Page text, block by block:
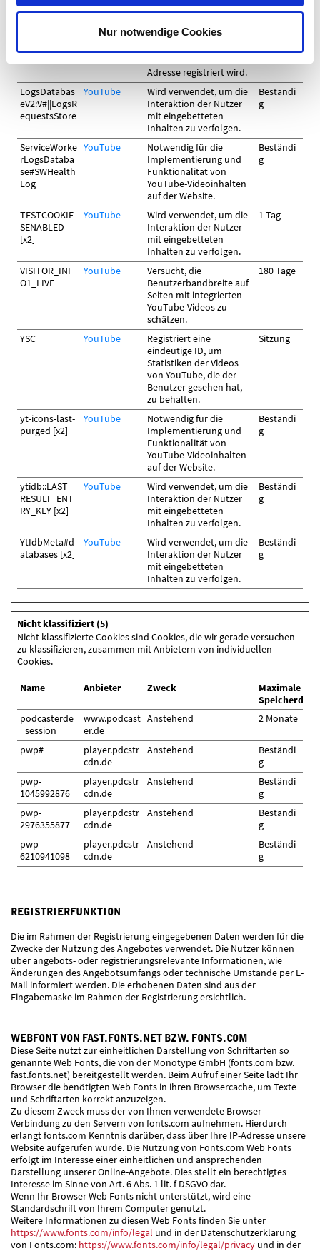
Nur notwendige Cookies
Inc.
indem seine letzte URL-
Adresse registriert wird.
Meta
Ermittelt, wie der Nutzer
Adresse registriert wird.
LogsDatabas
eV2:V#||LogsR
equestsStore
YouTube
Wird verwendet, um die
Interaktion der Nutzer
mit eingebetteten
Inhalten zu verfolgen.
Beständi
g
ServiceWorke
rLogsDataba
se#SWHealth
Log
YouTube
Notwendig für die
Implementierung und
Funktionalität von
YouTube-Videoinhalten
auf der Website.
Beständi
g
TESTCOOKIE
SENABLED
[x2]
YouTube
Wird verwendet, um die
Interaktion der Nutzer
mit eingebetteten
Inhalten zu verfolgen.
1 Tag
VISITOR_INF
O1_LIVE
YouTube
Versucht, die
Benutzerbandbreite auf
Seiten mit integrierten
YouTube-Videos zu
schätzen.
180 Tage
YSC YouTube
Registriert eine
eindeutige ID, um
Statistiken der Videos
von YouTube, die der
Benutzer gesehen hat,
zu behalten.
Sitzung
yt-icons-last-
purged [x2]
YouTube
Notwendig für die
Implementierung und
Funktionalität von
YouTube-Videoinhalten
auf der Website.
Beständi
g
ytidb::LAST_
RESULT_ENT
RY_KEY [x2]
YouTube
Wird verwendet, um die
Interaktion der Nutzer
mit eingebetteten
Inhalten zu verfolgen.
Beständi
g
YtIdbMeta#d
atabases [x2]
YouTube
Wird verwendet, um die
Interaktion der Nutzer
mit eingebetteten
Inhalten zu verfolgen.
Beständi
g
Nicht klassifiziert (5)
Nicht klassifizierte Cookies sind Cookies, die wir gerade versuchen
zu klassifizieren, zusammen mit Anbietern von individuellen
Cookies.
Name Anbieter Zweck
Maximale
podcasterde
_session
www.podcast
er.de
Anstehend 2 Monate
pwp#
player.pdcstr
cdn.de
Anstehend
Beständi
g
pwp-
1045992876
player.pdcstr
cdn.de
Anstehend
Beständi
g
pwp-
2976355877
player.pdcstr
cdn.de
Anstehend
Beständi
g
pwp-
6210941098
player.pdcstr
cdn.de
Anstehend
Beständi
g
REGISTRIERFUNKTION
Die im Rahmen der Registrierung eingegebenen Daten werden für die
Zwecke der Nutzung des Angebotes verwendet. Die Nutzer können
über angebots- oder registrierungsrelevante Informationen, wie
Änderungen des Angebotsumfangs oder technische Umstände per E-
Mail informiert werden. Die erhobenen Daten sind aus der
Eingabemaske im Rahmen der Registrierung ersichtlich.
WEBFONT VON FAST.FONTS.NET BZW. FONTS.COM
Diese Seite nutzt zur einheitlichen Darstellung von Schriftarten so
genannte Web Fonts, die von der Monotype GmbH (fonts.com bzw.
fast.fonts.net) bereitgestellt werden. Beim Aufruf einer Seite lädt Ihr
Browser die benötigten Web Fonts in ihren Browsercache, um Texte
und Schriftarten korrekt anzuzeigen.
Zu diesem Zweck muss der von Ihnen verwendete Browser
Verbindung zu den Servern von fonts.com aufnehmen. Hierdurch
erlangt fonts.com Kenntnis darüber, dass über Ihre IP-Adresse unsere
Website aufgerufen wurde. Die Nutzung von Fonts.com Web Fonts
erfolgt im Interesse einer einheitlichen und ansprechenden
Darstellung unserer Online-Angebote. Dies stellt ein berechtigtes
Interesse im Sinne von Art. 6 Abs. 1 lit. f DSGVO dar.
Wenn Ihr Browser Web Fonts nicht unterstützt, wird eine
Standardschrift von Ihrem Computer genutzt.
Weitere Informationen zu diesen Web Fonts finden Sie unter
https://www.fonts.com/info/legal und in der Datenschutzerklärung
von Fonts.com: https://www.fonts.com/info/legal/privacy und in der